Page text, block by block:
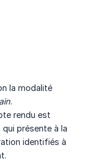
la modalité
.
rendu est
qui présente à la
identifiés à